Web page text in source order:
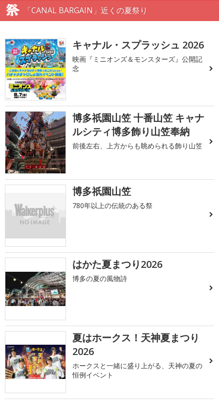
「CANAL BARGAIN」近くの夏祭り
キャナル・スプラッシュ 2026
映画『ミニオンズ＆モンスターズ』公開記
念
博多祇園山笠 十番山笠 キャナ
ルシティ博多飾り山笠奉納
前後左右、上方からも眺められる飾り山笠
博多祇園山笠
780年以上の伝統のある祭
はかた夏まつり2026
博多の夏の風物詩
夏はホークス！天神夏まつり
2026
ホークスと一緒に盛り上がる、天神の夏の
恒例イベント